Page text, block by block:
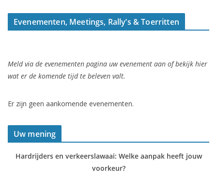
Evenementen, Meetings, Rally’s & Toerritten
Meld via de evenementen pagina uw evenement aan of bekijk hier
wat er de komende tijd te beleven valt.
Er zijn geen aankomende evenementen.
Uw mening
Hardrijders en verkeerslawaai: Welke aanpak heeft jouw
voorkeur?